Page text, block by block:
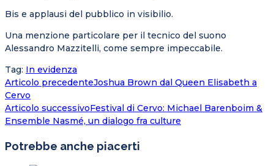
Bis e applausi del pubblico in visibilio.
Una menzione particolare per il tecnico del suono
Alessandro Mazzitelli, come sempre impeccabile.
Tag: In evidenza
Leggi
altri
articoli
Articolo precedenteJoshua Brown dal Queen Elisabeth a
Cervo
Articolo successivoFestival di Cervo: Michael Barenboim &
Ensemble Nasmé, un dialogo fra culture
Potrebbe anche piacerti